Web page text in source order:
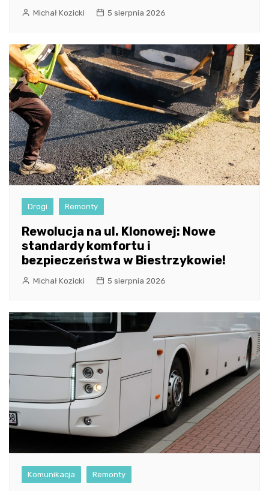
Michał Kozicki 5 sierpnia 2026
Drogi Remonty
Rewolucja na ul. Klonowej: Nowe
standardy komfortu i
bezpieczeństwa w Biestrzykowie!
Michał Kozicki 5 sierpnia 2026
Komunikacja Remonty